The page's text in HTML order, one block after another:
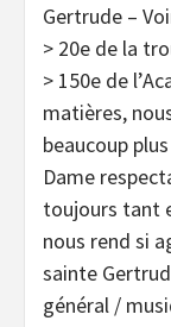
Gertrude –
> 20e de la
> 150e de
matières,
beaucoup
Dame
toujours tant
nous rend si
sainte
général /